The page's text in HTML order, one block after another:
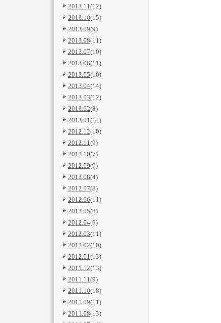
2013.11(12)
2013.10(15)
2013.09(9)
2013.08(11)
2013.07(10)
2013.06(11)
2013.05(10)
2013.04(14)
2013.03(12)
2013.02(8)
2013.01(14)
2012.12(10)
2012.11(9)
2012.10(7)
2012.09(9)
2012.08(4)
2012.07(8)
2012.06(11)
2012.05(8)
2012.04(9)
2012.03(11)
2012.02(10)
2012.01(13)
2011.12(13)
2011.11(9)
2011.10(18)
2011.09(11)
2011.08(13)